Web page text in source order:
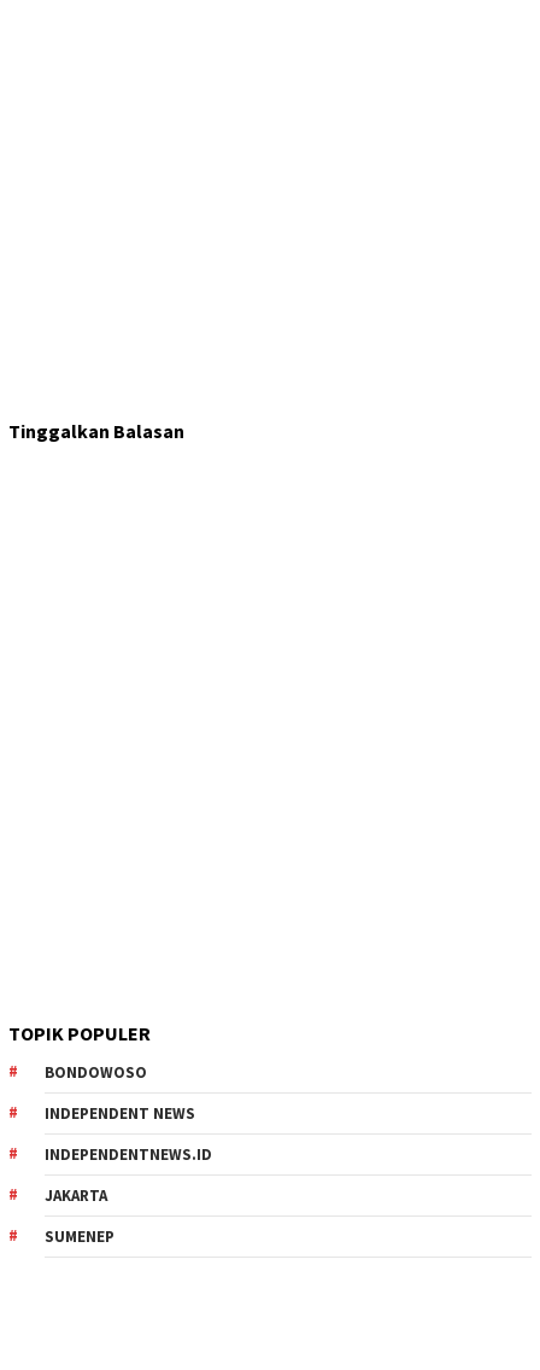
Tinggalkan Balasan
TOPIK POPULER
BONDOWOSO
INDEPENDENT NEWS
INDEPENDENTNEWS.ID
JAKARTA
SUMENEP